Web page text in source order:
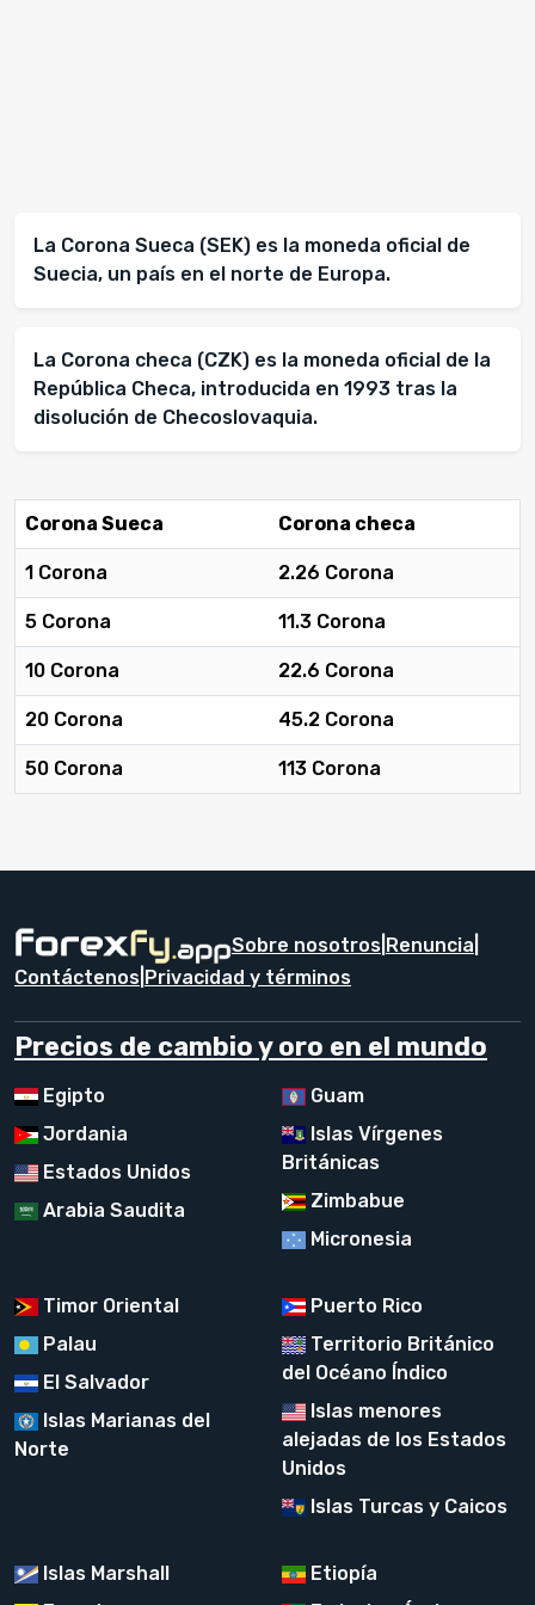
La Corona Sueca (SEK) es la moneda oficial de
Suecia, un país en el norte de Europa.
La Corona checa (CZK) es la moneda oficial de la
República Checa, introducida en 1993 tras la
disolución de Checoslovaquia.
Corona Sueca Corona checa
1 Corona 2.26 Corona
5 Corona 11.3 Corona
10 Corona 22.6 Corona
20 Corona 45.2 Corona
50 Corona 113 Corona
Sobre nosotros Renuncia
Contáctenos Privacidad y términos
Precios de cambio y oro en el mundo
Egipto
Jordania
Estados Unidos
Arabia Saudita
Guam
Islas Vírgenes
Británicas
Zimbabue
Micronesia
Timor Oriental
Palau
El Salvador
Islas Marianas del
Norte
Puerto Rico
Territorio Británico
del Océano Índico
Islas menores
alejadas de los Estados
Unidos
Islas Turcas y Caicos
Islas Marshall
Etiopía